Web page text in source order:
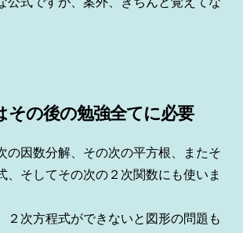
その後の勉強全てに必要
の因数分解、その次の平方根、またそ
、そしてその次の２次関数にも使いま
２次方程式ができないと図形の問題も